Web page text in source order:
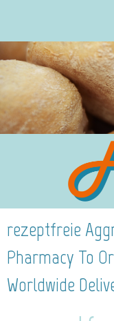
rezeptfreie
Pharmacy To
Worldwide